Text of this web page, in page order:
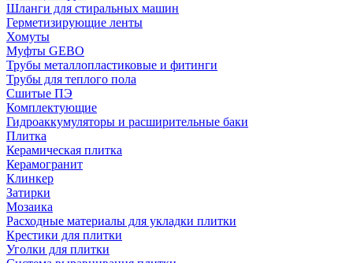
Шланги для стиральных машин
Герметизирующие ленты
Хомуты
Муфты GEBO
Трубы металлопластиковые и фитинги
Трубы для теплого пола
Сшитые ПЭ
Комплектующие
Гидроаккумуляторы и расширительные баки
Плитка
Керамическая плитка
Керамогранит
Клинкер
Затирки
Мозаика
Расходные материалы для укладки плитки
Крестики для плитки
Уголки для плитки